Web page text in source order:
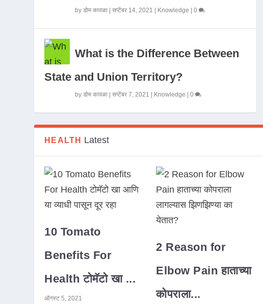
byडोम कावळा |सप्टेंबर 14, 2021 Knowledge |0
What is the Difference Between
State and Union Territory?
byडोम कावळा |सप्टेंबर 7, 2021 Knowledge |0
HEALTH Latest
10 Tomato
Benefits For
Health टोमॅटो खा ...
ऑगस्ट 5, 2021
2 Reason for
Elbow Pain हाताच्या
कोपराला...